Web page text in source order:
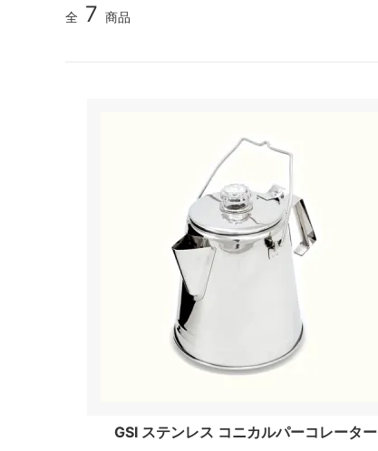
全 7 商品
GSI ステンレス コニカルパーコレーター